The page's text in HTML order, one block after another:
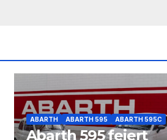
ABARTH ABARTH 595 ABARTH 595C
Abarth 595 feiert